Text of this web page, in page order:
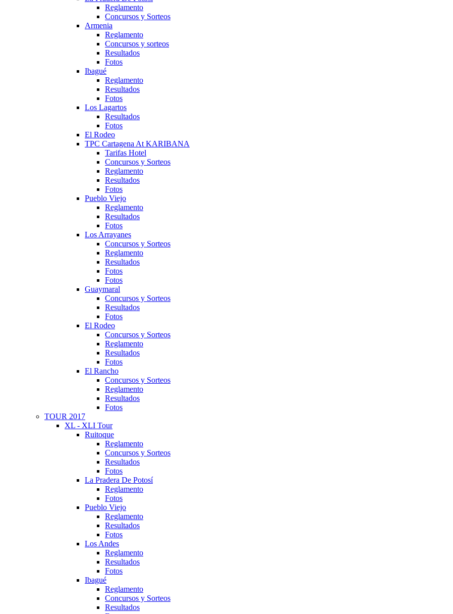
Reglamento
Concursos y Sorteos
Armenia
Reglamento
Concursos y sorteos
Resultados
Fotos
Ibagué
Reglamento
Resultados
Fotos
Los Lagartos
Resultados
Fotos
El Rodeo
TPC Cartagena At KARIBANA
Tarifas Hotel
Concursos y Sorteos
Reglamento
Resultados
Fotos
Pueblo Viejo
Reglamento
Resultados
Fotos
Los Arrayanes
Concursos y Sorteos
Reglamento
Resultados
Fotos
Fotos
Guaymaral
Concursos y Sorteos
Resultados
Fotos
El Rodeo
Concursos y Sorteos
Reglamento
Resultados
Fotos
El Rancho
Concursos y Sorteos
Reglamento
Resultados
Fotos
TOUR 2017
XL - XLI Tour
Ruitoque
Reglamento
Concursos y Sorteos
Resultados
Fotos
La Pradera De Potosí
Reglamento
Fotos
Pueblo Viejo
Reglamento
Resultados
Fotos
Los Andes
Reglamento
Resultados
Fotos
Ibagué
Reglamento
Concursos y Sorteos
Resultados